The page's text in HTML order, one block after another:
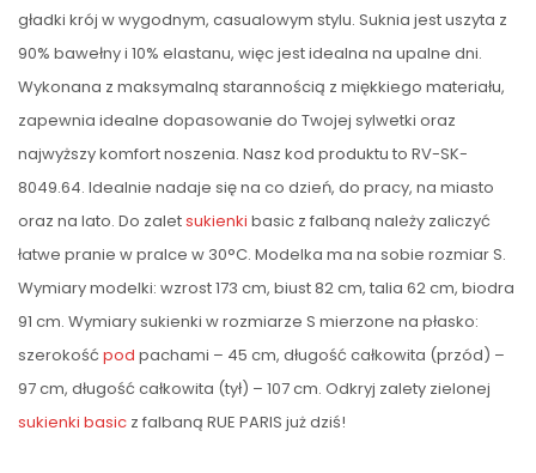
gładki krój w wygodnym, casualowym stylu. Suknia jest uszyta z
90% bawełny i 10% elastanu, więc jest idealna na upalne dni.
Wykonana z maksymalną starannością z miękkiego materiału,
zapewnia idealne dopasowanie do Twojej sylwetki oraz
najwyższy komfort noszenia. Nasz kod produktu to RV-SK-
8049.64. Idealnie nadaje się na co dzień, do pracy, na miasto
oraz na lato. Do zaletsukienki basic z falbaną należy zaliczyć
łatwe pranie w pralce w 30°C. Modelka ma na sobie rozmiar S.
Wymiary modelki: wzrost 173 cm, biust 82 cm, talia 62 cm, biodra
91 cm. Wymiary sukienki w rozmiarze S mierzone na płasko:
szerokość pod pachami – 45 cm, długość całkowita (przód) –
97 cm, długość całkowita (tył) – 107 cm. Odkryj zalety zielonej
sukienki basic z falbaną RUE PARIS już dziś!